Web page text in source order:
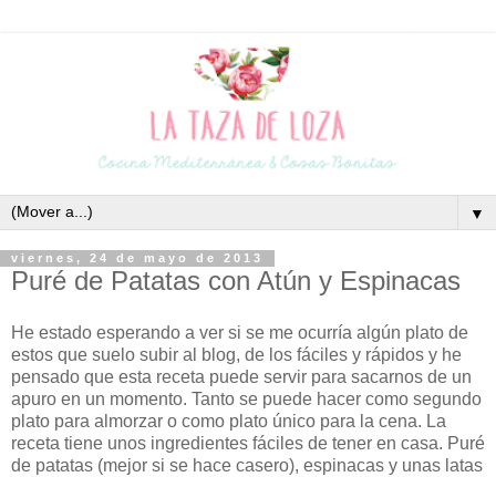
▼
viernes, 24 de mayo de 2013
Puré de Patatas con Atún y Espinacas
He estado esperando a ver si se me ocurría algún plato de
estos que suelo subir al blog, de los fáciles y rápidos y he
pensado que esta receta puede servir para sacarnos de un
apuro en un momento. Tanto se puede hacer como segundo
plato para almorzar o como plato único para la cena. La
receta tiene unos ingredientes fáciles de tener en casa. Puré
de patatas (mejor si se hace casero), espinacas y unas latas